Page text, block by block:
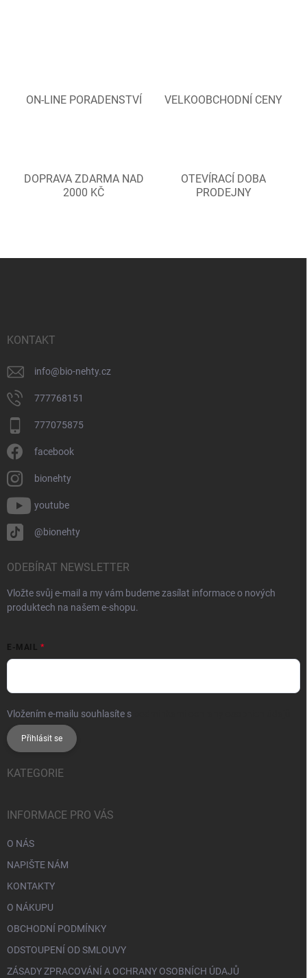
ON-LINE PORADENSTVÍ VELKOOBCHODNÍ CENY
DOPRAVA ZDARMA NAD
2000 KČ
OTEVÍRACÍ DOBA
PRODEJNY
KONTAKT
info@bio-nehty.cz
777768151
777075875
facebook
bionehty
youtube
@bionehty
ODEBÍRAT NEWSLETTER
Vložte svůj e-mail a my vám budeme zasílat informace o nových
produktech na našem e-shopu.
E-MAIL
Vložením e-mailu souhlasíte s
Přihlásit se
KATEGORIE
INFORMACE PRO VÁS
O NÁS
NAPIŠTE NÁM
KONTAKTY
O NÁKUPU
OBCHODNÍ PODMÍNKY
ODSTOUPENÍ OD SMLOUVY
ZÁSADY ZPRACOVÁNÍ A OCHRANY OSOBNÍCH ÚDAJŮ